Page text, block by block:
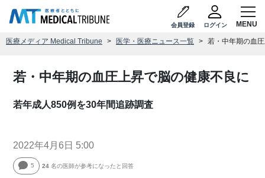
会員登録 ログイン
医療メディア Medical Tribune 医学・医療ニュース一覧 若・中年期の血
若・中年期の血圧上昇で脳の健康不良に
若年成人850例を30年間追跡調査
2022年4月6日 5:00
5 24 名の医師が参考になったと回答